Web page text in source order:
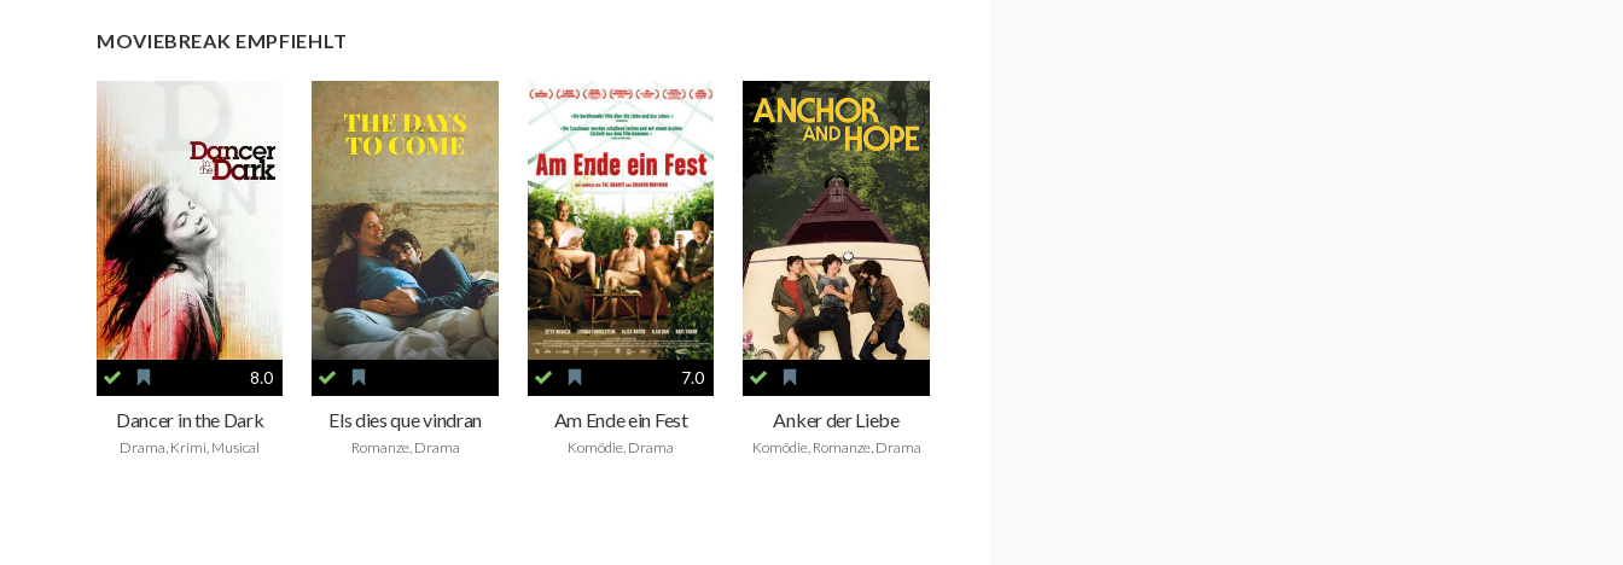
MOVIEBREAK EMPFIEHLT
8.0
Dancer in the Dark
Drama, Krimi, Musical
Els dies que vindran
Romanze, Drama
7.0
Am Ende ein Fest
Komödie, Drama
Anker der Liebe
Komödie, Romanze, Drama